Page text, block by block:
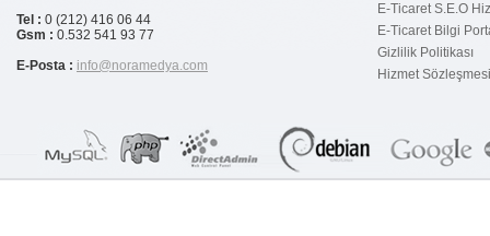
Tel : 0 (212) 416 06 44
Gsm : 0.532 541 93 77
E-Posta : info@noramedya.com
E-Ticaret S.E.O
E-Ticaret Bilgi
Gizlilik Politikası
Hizmet Sözleşmesi